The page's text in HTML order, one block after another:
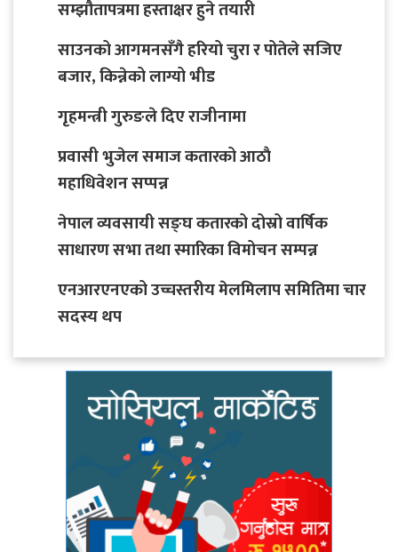
सम्झौतापत्रमा हस्ताक्षर हुने तयारी
साउनको आगमनसँगै हरियो चुरा र पोतेले सजिए
बजार, किन्नेको लाग्यो भीड
गृहमन्त्री गुरुङले दिए राजीनामा
प्रवासी भुजेल समाज कतारको आठाै
महाधिवेशन सप्पन्न
नेपाल व्यवसायी सङ्घ कतारको दोस्रो वार्षिक
साधारण सभा तथा स्मारिका विमोचन सम्पन्न
एनआरएनएको उच्चस्तरीय मेलमिलाप समितिमा चार
सदस्य थप